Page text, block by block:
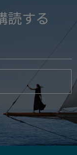
読する